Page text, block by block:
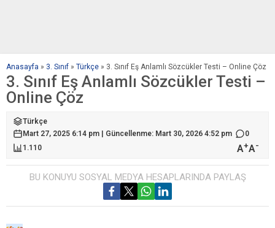
Anasayfa » 3. Sınıf » Türkçe » 3. Sınıf Eş Anlamlı Sözcükler Testi – Online Çöz
3. Sınıf Eş Anlamlı Sözcükler Testi –
Online Çöz
Türkçe
Mart 27, 2025 6:14 pm | Güncellenme: Mart 30, 2026 4:52 pm
0
1.110
A+A-
BU KONUYU SOSYAL MEDYA HESAPLARINDA PAYLAŞ